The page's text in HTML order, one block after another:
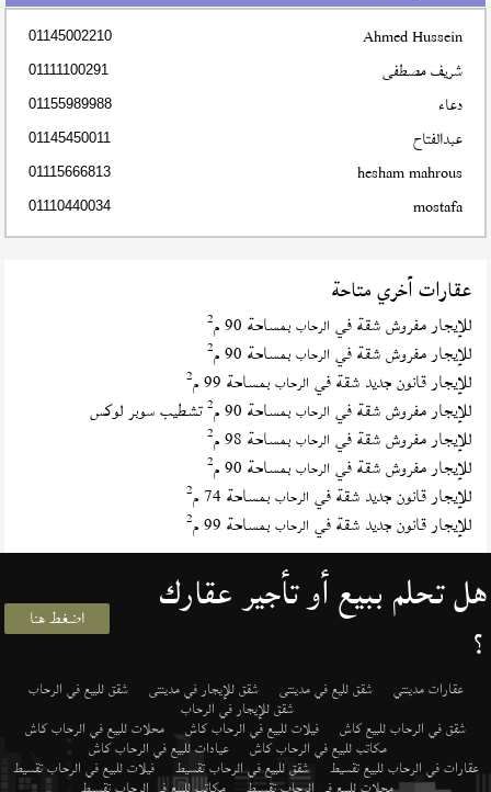
Ahmed Hussein
01145002210
شريف مصطفى 01111100291
دعاء 01155989988
عبدالفتاح 01145450011
hesham mahrous
01115666813
mostafa
01110440034
عقارات أخري متاحة
للإيجار مفروش شقة في الرحاب بمساحة 90 م 2
للإيجار مفروش شقة في الرحاب بمساحة 90 م 2
للإيجار قانون جديد شقة في الرحاب بمساحة 99 م 2
للإيجار مفروش شقة في الرحاب بمساحة 90 م 2تشطيب سوبر لوكس
للإيجار مفروش شقة في الرحاب بمساحة 98 م 2
للإيجار مفروش شقة في الرحاب بمساحة 90 م 2
للإيجار قانون جديد شقة في الرحاب بمساحة 74 م 2
للإيجار قانون جديد شقة في الرحاب بمساحة 99 م 2
هل تحلم ببيع أو تأجير عقارك
؟ اضغط هنا
عقارات مدينتي شقق لليع في مدينتى شقق للإيجار في مدينتى شقق للبيع في الرحاب
شقق للإيجار في الرحاب
شقق في الرحاب للبيع كاش فيلات للبيع في الرحاب كاش محلات للبيع في الرحاب كاش
مكاتب للبيع في الرحاب كاش عيادات للبيع في الرحاب كاش
عقارات في الرحاب للبيع تقسيط شقق للبيع في الرحاب تقسيط فيلات للبيع في الرحاب تقسيط